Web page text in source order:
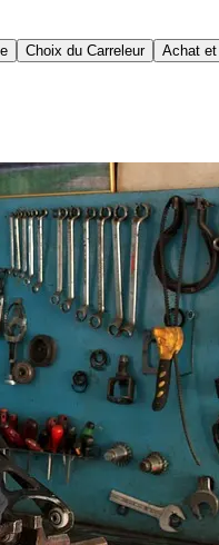
Choix du Carreleur Achat